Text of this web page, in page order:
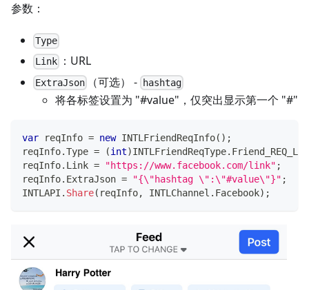
参数：
Type
Link
：URL
ExtraJson （可选） - hashtag
将各标签设置为 "#value"，仅突出显示第一个 "#"
var reqInfo = new INTLFriendReqInfo( ) ;
reqInfo.Type = (int)INTLFriendReqType.
reqInfo. Link = "https://www.facebook.com/link" ;
reqInfo. ExtraJson = "{\"hashtag \":\"#value\"}" ;
INTLAPI . Share( reqInfo, INTLChannel . Facebook) ;